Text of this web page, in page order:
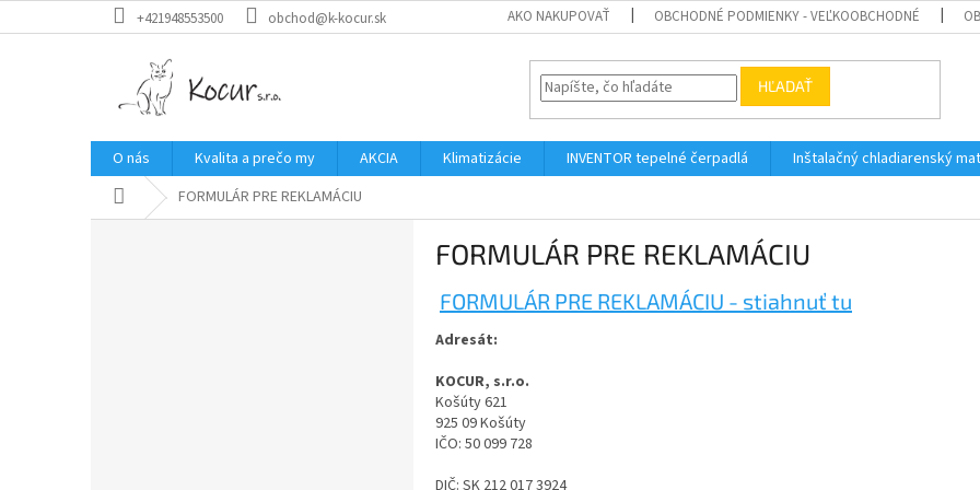
na
+421948553500 obchod@k-kocur.sk AKO NAKUPOVAŤ OBCHODNÉ PODMIENKY - VEĽKOOBCHODNÉ
HĽADAŤ
O nás Kvalita a prečo my AKCIA Klimatizácie INVENTOR tepelné čerpadlá Inštalačný chladiarenský
DomovFORMULÁR PRE REKLAMÁCIU
FORMULÁR PRE REKLAMÁCIU
FORMULÁR PRE REKLAMÁCIU - stiahnuť tu
Adresát:
KOCUR, s.r.o.
Košúty 621
925 09 Košúty
IČO: 50 099 728